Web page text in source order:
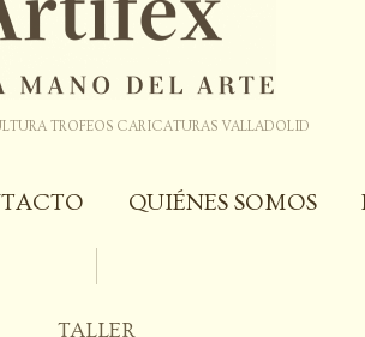
TROFEOS CARICATURAS VALLADOLID
QUIÉNES SOMOS
TALLER